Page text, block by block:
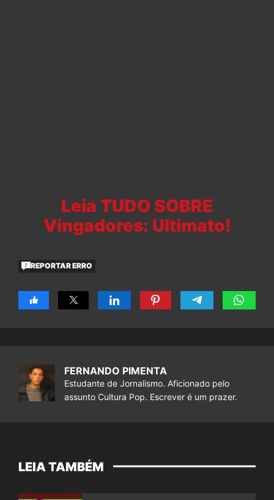
Leia TUDO SOBRE
Vingadores: Ultimato!
REPORTAR ERRO
FERNANDO PIMENTA
Estudante de Jornalismo. Aficionado pelo
assunto Cultura Pop. Escrever é um prazer.
LEIA TAMBÉM